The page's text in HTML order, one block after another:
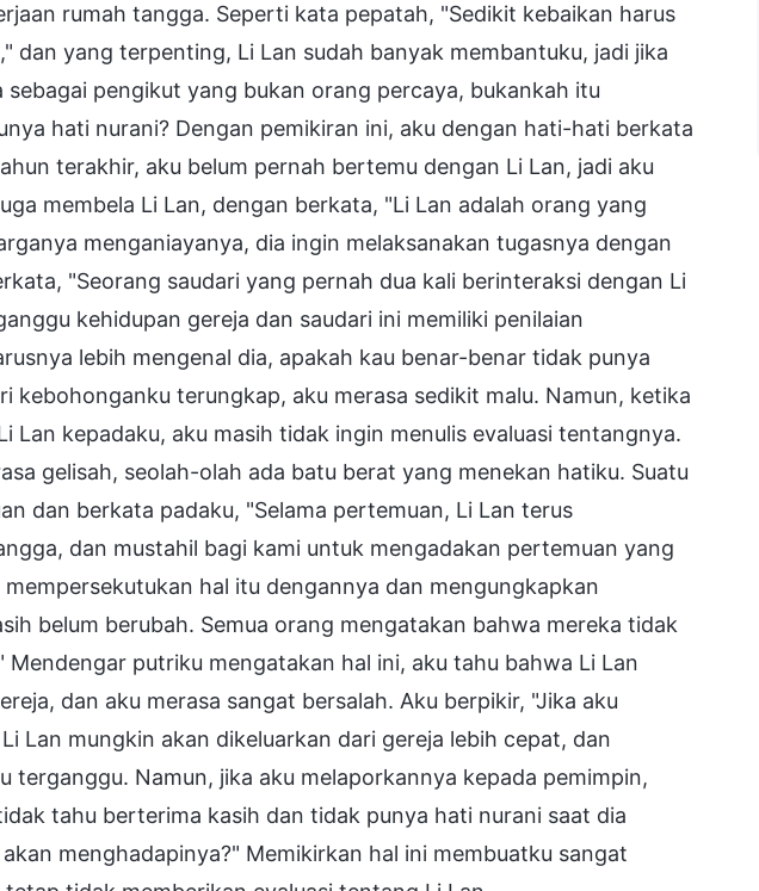
rumah tangga. Seperti kata pepatah, "Sedikit kebaikan harus
dan yang terpenting, Li Lan sudah banyak membantuku, jadi jika
pengikut yang bukan orang percaya, bukankah itu
hati nurani? Dengan pemikiran ini, aku dengan hati-hati berkata
terakhir, aku belum pernah bertemu dengan Li Lan, jadi aku
membela Li Lan, dengan berkata, "Li Lan adalah orang yang
menganiayanya, dia ingin melaksanakan tugasnya dengan
"Seorang saudari yang pernah dua kali berinteraksi dengan Li
kehidupan gereja dan saudari ini memiliki penilaian
lebih mengenal dia, apakah kau benar-benar tidak punya
kebohonganku terungkap, aku merasa sedikit malu. Namun, ketika
Lan kepadaku, aku masih tidak ingin menulis evaluasi tentangnya.
gelisah, seolah-olah ada batu berat yang menekan hatiku. Suatu
dan berkata padaku, "Selama pertemuan, Li Lan terus
dan mustahil bagi kami untuk mengadakan pertemuan yang
hal itu dengannya dan mengungkapkan
belum berubah. Semua orang mengatakan bahwa mereka tidak
putriku mengatakan hal ini, aku tahu bahwa Li Lan
dan aku merasa sangat bersalah. Aku berpikir, "Jika aku
Lan mungkin akan dikeluarkan dari gereja lebih cepat, dan
terganggu. Namun, jika aku melaporkannya kepada pemimpin,
tahu berterima kasih dan tidak punya hati nurani saat dia
menghadapinya?" Memikirkan hal ini membuatku sangat